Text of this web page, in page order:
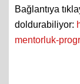
Bağlantıya
doldurabiliyor:
mentorluk-